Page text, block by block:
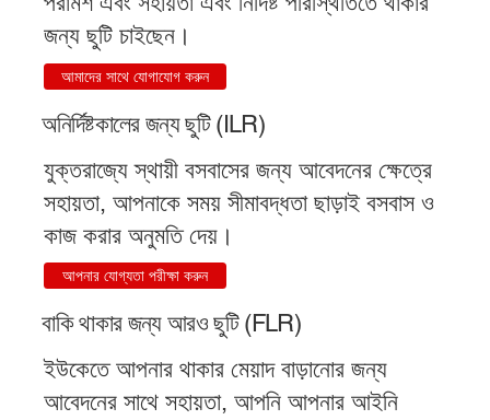
জন্য ছুটি চাইছেন।
আমাদের সাথে যোগাযোগ করুন
অনির্দিষ্টকালের জন্য ছুটি (ILR)
যুক্তরাজ্যে স্থায়ী বসবাসের জন্য আবেদনের ক্ষেত্রে
সহায়তা, আপনাকে সময় সীমাবদ্ধতা ছাড়াই বসবাস ও
কাজ করার অনুমতি দেয়।
আপনার যোগ্যতা পরীক্ষা করুন
বাকি থাকার জন্য আরও ছুটি (FLR)
ইউকেতে আপনার থাকার মেয়াদ বাড়ানোর জন্য
আবেদনের সাথে সহায়তা, আপনি আপনার আইনি